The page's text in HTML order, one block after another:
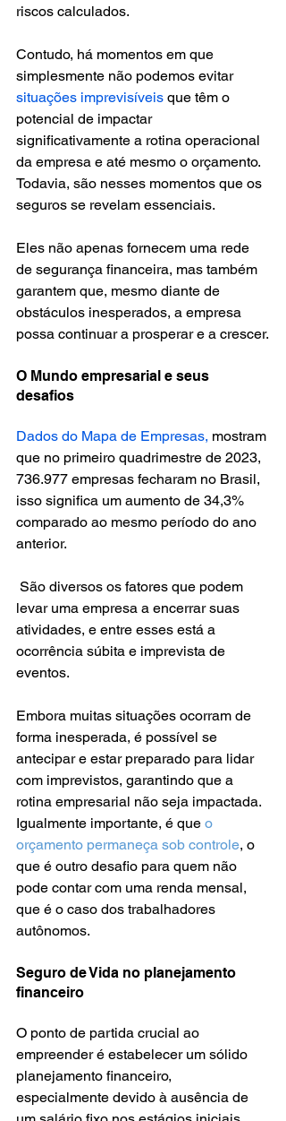
riscos calculados.
Contudo, há momentos em que
simplesmente não podemos evitar
situações imprevisíveis que têm o
potencial de impactar
significativamente a rotina operacional
da empresa e até mesmo o orçamento.
Todavia, são nesses momentos que os
seguros se revelam essenciais.
Eles não apenas fornecem uma rede
de segurança financeira, mas também
garantem que, mesmo diante de
obstáculos inesperados, a empresa
possa continuar a prosperar e a crescer.
O Mundo empresarial e seus
desafios
Dados do Mapa de Empresas, mostram
que no primeiro quadrimestre de 2023,
736.977 empresas fecharam no Brasil,
isso significa um aumento de 34,3%
comparado ao mesmo período do ano
anterior.
levar uma empresa a encerrar suas
atividades, e entre esses está a
ocorrência súbita e imprevista de
eventos.
Embora muitas situações ocorram de
forma inesperada, é possível se
antecipar e estar preparado para lidar
com imprevistos, garantindo que a
rotina empresarial não seja impactada.
Igualmente importante, é que o
orçamento permaneça sob controle, o
que é outro desafio para quem não
pode contar com uma renda mensal,
que é o caso dos trabalhadores
autônomos.
Seguro de Vida no planejamento
financeiro
O ponto de partida crucial ao
empreender é estabelecer um sólido
planejamento financeiro,
especialmente devido à ausência de